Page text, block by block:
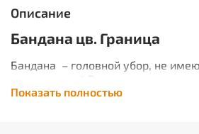
Описание
Бандана цв. Граница
Бандана – головной убор, не
Материал - кулирка, очень
Показать полностью